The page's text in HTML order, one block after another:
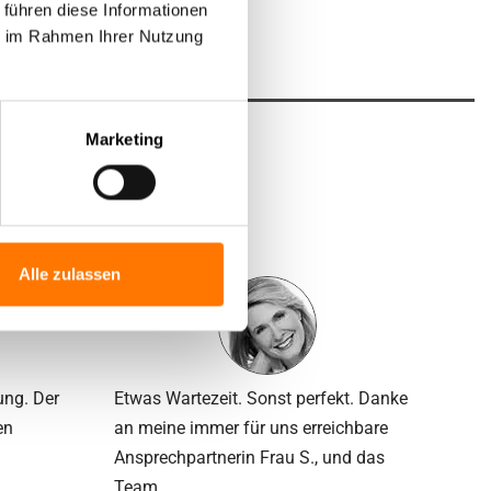
diese Informationen
Rahmen Ihrer Nutzung
Marketing
Alle zulassen
Der
Etwas Wartezeit. Sonst perfekt. Danke
an meine immer für uns erreichbare
Ansprech­partnerin Frau S., und das